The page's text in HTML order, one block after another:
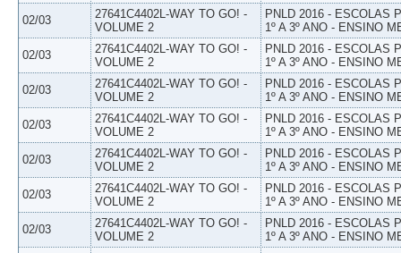
02/03
27641C4402L-WAY TO GO! -
VOLUME 2
PNLD 2016 - ESCOLAS
1º A 3º ANO - ENSINO
02/03
27641C4402L-WAY TO GO! -
VOLUME 2
PNLD 2016 - ESCOLAS
1º A 3º ANO - ENSINO
02/03
27641C4402L-WAY TO GO! -
VOLUME 2
PNLD 2016 - ESCOLAS
1º A 3º ANO - ENSINO
02/03
27641C4402L-WAY TO GO! -
VOLUME 2
PNLD 2016 - ESCOLAS
1º A 3º ANO - ENSINO
02/03
27641C4402L-WAY TO GO! -
VOLUME 2
PNLD 2016 - ESCOLAS
1º A 3º ANO - ENSINO
02/03
27641C4402L-WAY TO GO! -
VOLUME 2
PNLD 2016 - ESCOLAS
1º A 3º ANO - ENSINO
02/03
27641C4402L-WAY TO GO! -
VOLUME 2
PNLD 2016 - ESCOLAS
1º A 3º ANO - ENSINO